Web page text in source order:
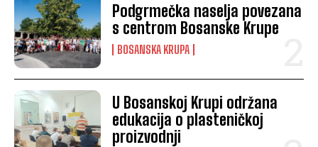
Podgrmečka naselja povezana
s centrom Bosanske Krupe
BOSANSKA KRUPA
U Bosanskoj Krupi održana
edukacija o plasteničkoj
proizvodnji